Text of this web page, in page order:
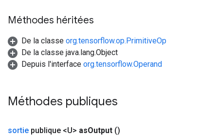
Méthodes héritées
De la classe org.tensorflow.op.PrimitiveOp
De la classe java.lang.Object
Depuis l'interface org.tensorflow.Operand
Méthodes publiques
sortie publique <U> asOutput ()